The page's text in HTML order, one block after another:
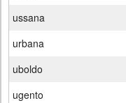
ussana
urbana
uboldo
ugento